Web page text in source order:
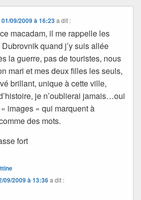
01/09/2009 à 16:23 a dit :
macadam, il me rappelle les
quand j’y suis allée
la guerre, pas de touristes, nous
mari et mes deux filles les seuls,
brillant, unique à cette ville,
je n’oublierai jamais…oui
images » qui marquent à
des mots.
fort
09/2009 à 13:36a dit :